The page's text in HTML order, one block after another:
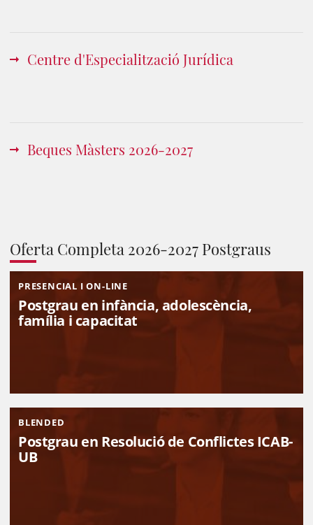
Centre d'Especialització Jurídica
Beques Màsters 2026-2027
Oferta Completa 2026-2027 Postgraus
PRESENCIAL I ON-LINE
Postgrau en infància, adolescència,
família i capacitat
BLENDED
Postgrau en Resolució de Conflictes ICAB-
UB